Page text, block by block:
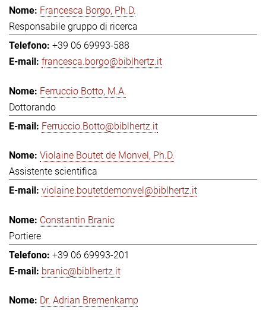
Francesca Borgo, Ph.D.
Responsabile gruppo di ricerca
+39 06 69993-588
francesca.borgo@biblhertz.it
Ferruccio Botto, M.A.
Dottorando
Ferruccio.Botto@biblhertz.it
Violaine Boutet de Monvel, Ph.D.
Assistente scientifica
violaine.boutetdemonvel@biblhertz.it
Constantin Branic
Portiere
+39 06 69993-201
branic@biblhertz.it
Dr. Adrian Bremenkamp